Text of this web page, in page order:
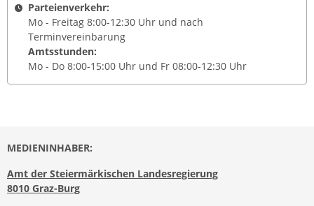
Parteienverkehr:
Mo - Freitag 8:00-12:30 Uhr und nach
Terminvereinbarung
Amtsstunden:
Mo - Do 8:00-15:00 Uhr und Fr 08:00-12:30 Uhr
MEDIENINHABER:
Amt der Steiermärkischen Landesregierung
8010 Graz-Burg